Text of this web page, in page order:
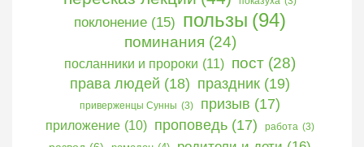
поклонение (15) пользы (94)
поминания (24)
посланники и пророки (11) пост (28)
права людей (18) праздник (19)
приверженцы Сунны (3) призыв (17)
приложение (10) проповедь (17) работа (3)